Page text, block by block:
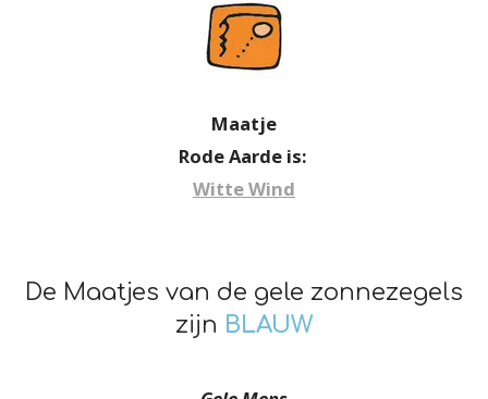
Maatje
Rode Aarde is:
Witte Wind
De Maatjes van de gele zonnezegels
zijn BLAUW